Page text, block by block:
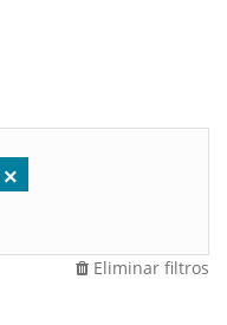
Eliminar filtros